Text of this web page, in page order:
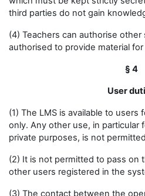
third parties do not gain
(4) Teachers can authorise
authorised to provide material
§ 4
User
(1) The LMS is available to users
only. Any other use, in particular
private purposes, is not
(2) It is not permitted to pass on
other users registered in the
(3) The contact between the